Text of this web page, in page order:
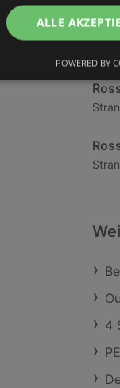
4
ALLE
POWERED BY